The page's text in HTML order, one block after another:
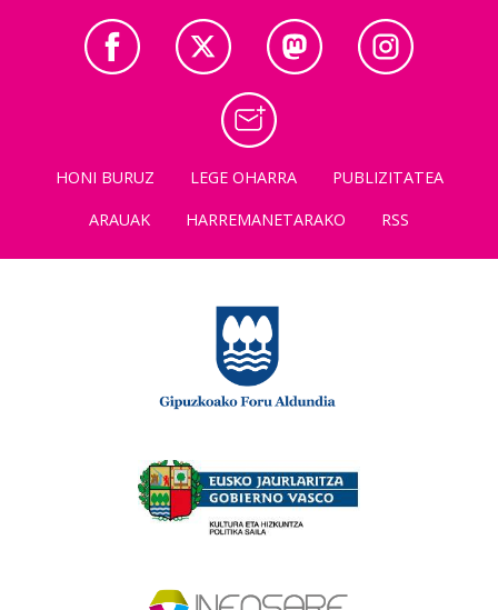
HONI BURUZ LEGE OHARRA
PUBLIZITATEA
ARAUAK
HARREMANETARAKO RSS